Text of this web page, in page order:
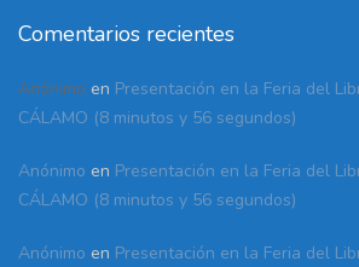
Comentarios recientes
Anónimo en Presentación en la Feria del
CÁLAMO (8 minutos y 56 segundos)
Anónimo en Presentación en la Feria del
CÁLAMO (8 minutos y 56 segundos)
Anónimo en Presentación en la Feria del